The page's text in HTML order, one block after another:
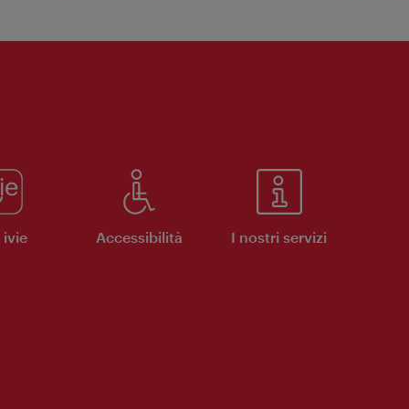
ivie Accessibilità I nostri servizi